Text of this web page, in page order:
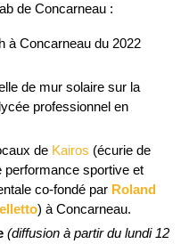
de Concarneau :
à Concarneau du 2022
de mur solaire sur la
professionnel en
deKairos (écurie de
performance sportive et
co-fondé par Roland
) à Concarneau.
(diffusion à partir du lundi 12